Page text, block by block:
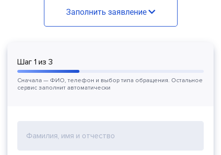
Заполнить заявление
Шаг 1 из 3
Сначала — ФИО, телефон и выбор типа обращения. Остальное
сервис заполнит автоматически
Фамилия, имя и отчество